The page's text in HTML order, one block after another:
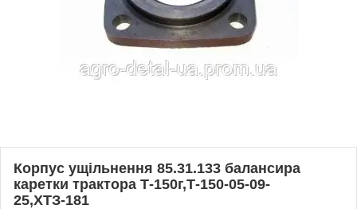
Корпус ущільнення 85.31.133 балансира
каретки трактора Т-150г,Т-150-05-09-
25,ХТЗ-181